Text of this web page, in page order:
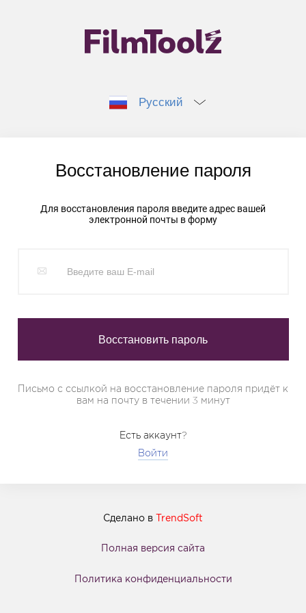
Русский
Восстановление пароля
Для восстановления пароля введите адрес вашей
электронной почты в форму
Письмо с ссылкой на восстановление пароля придёт к
вам на почту в течении 3 минут
Есть аккаунт?
Войти
Сделано в TrendSoft
Полная версия сайта
Политика конфиденциальности